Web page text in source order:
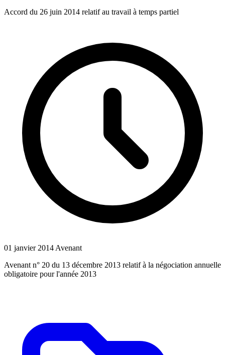
Accord du 26 juin 2014 relatif au travail à temps partiel
01 janvier 2014 Avenant
Avenant n° 20 du 13 décembre 2013 relatif à la négociation annuelle
obligatoire pour l'année 2013